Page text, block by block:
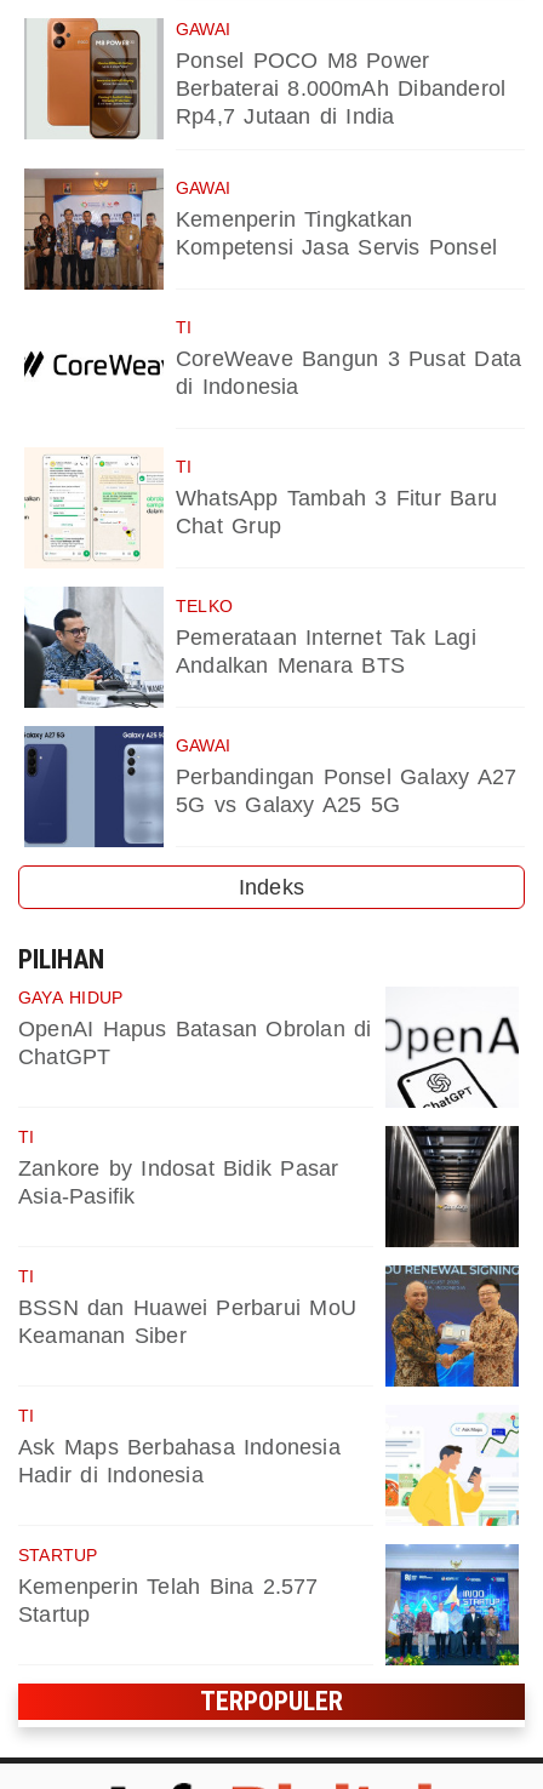
GAWAI
Ponsel POCO M8 Power
Berbaterai 8.000mAh Dibanderol
Rp4,7 Jutaan di India
GAWAI
Kemenperin Tingkatkan
Kompetensi Jasa Servis Ponsel
TI
CoreWeave Bangun 3 Pusat Data
di Indonesia
TI
WhatsApp Tambah 3 Fitur Baru
Chat Grup
TELKO
Pemerataan Internet Tak Lagi
Andalkan Menara BTS
GAWAI
Perbandingan Ponsel Galaxy A27
5G vs Galaxy A25 5G
Indeks
PILIHAN
GAYA HIDUP
OpenAI Hapus Batasan Obrolan di
ChatGPT
TI
Zankore by Indosat Bidik Pasar
Asia-Pasifik
TI
BSSN dan Huawei Perbarui MoU
Keamanan Siber
TI
Ask Maps Berbahasa Indonesia
Hadir di Indonesia
STARTUP
Kemenperin Telah Bina 2.577
Startup
TERPOPULER